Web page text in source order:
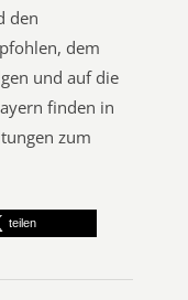
den
dem
und auf die
finden in
zum
teilen